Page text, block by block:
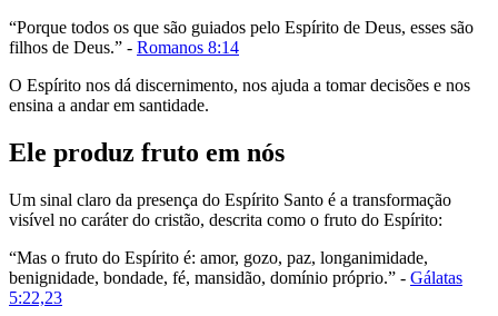
“Porque todos os que são guiados pelo Espírito de Deus, esses são
filhos de Deus.” - Romanos 8:14
O Espírito nos dá discernimento, nos ajuda a tomar decisões e nos
ensina a andar em santidade.
Ele produz fruto em nós
Um sinal claro da presença do Espírito Santo é a transformação
visível no caráter do cristão, descrita como o fruto do Espírito:
“Mas o fruto do Espírito é: amor, gozo, paz, longanimidade,
benignidade, bondade, fé, mansidão, domínio próprio.” - Gálatas
5:22,23